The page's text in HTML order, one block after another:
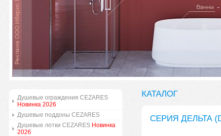
Душевые ограждения CEZARES
Новинка 2026
Душевые поддоны CEZARES
Душевые лотки CEZARES Новинка
2026
КАТАЛОГ
СЕРИЯ ДЕЛЬТА